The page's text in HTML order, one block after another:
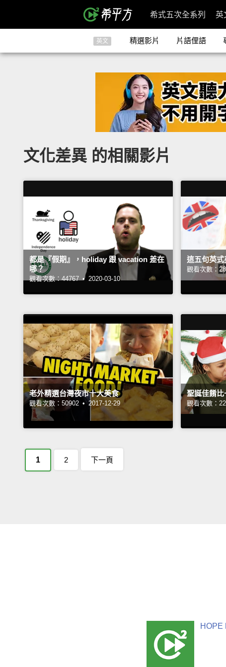
希式五次全系列 英
英文 精選影片 片語俚語
文化差異 的相關影片
都是『假期』，holiday 跟 vacation 差在
哪？
觀看次數：44767 • 2020-03-10
這五句英式
觀看次數：
老外精選台灣夜市十大美食
觀看次數：50902 • 2017-12-29
聖誕佳餚比
觀看次數：
1 2 下一頁
HOPE